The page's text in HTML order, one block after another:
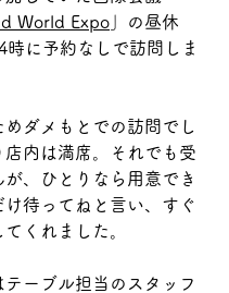
World Expo 」の昼休
時に予約なしで訪問しま
ダメもとでの訪問でし
店内は満席。それでも受
、ひとりなら用意でき
け待ってねと言い、すぐ
くれました。
ーブル担当のスタッフ